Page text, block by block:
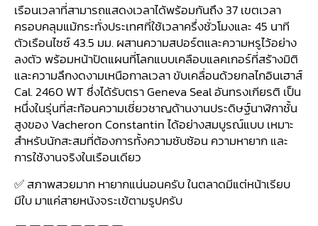
เรือนเวลาที่สามารถแสดงเวลาได้พร้อมกันถึง 37 เขตเวลา
ครอบคลุมแม้กระทั่งประเทศที่ใช้เวลาครึ่งชั่วโมงและ 45 นาที
ตัวเรือนไซซ์ 43.5 มม. ผสานความสปอร์ตและความหรูไว้อย่าง
ลงตัว พร้อมหน้าปัดแผนที่โลกแบบเคลือบแลคเกอร์ที่สร้างมิติ
และความลึกงดงามเหนือกาลเวลา ขับเคลื่อนด้วยกลไกอินเฮาส์
Cal. 2460 WT ซึ่งได้รับตรา Geneva Seal อันทรงเกียรติ เป็น
หนึ่งในรุ่นที่สะท้อนความเชี่ยวชาญด้านงานประดิษฐ์นาฬิกาชั้น
สูงของ Vacheron Constantin ได้อย่างสมบูรณ์แบบ เหมาะ
สำหรับนักสะสมที่ต้องการทั้งความซับซ้อน ความหายาก และ
การใช้งานจริงในเรือนเดียว
✅ สภาพสวยมาก หายากแน่นอนครับ ในตลาดมีแต่หน้าเรียบ
มีใบ มาแค่สายหนังจระเข้ตามรูปครับ